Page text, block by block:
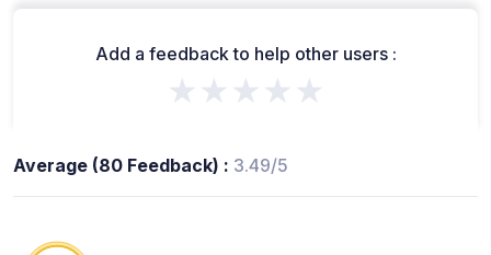
Add a feedback to help other users :
★★★★★
Average (80 Feedback) : 3.49/5